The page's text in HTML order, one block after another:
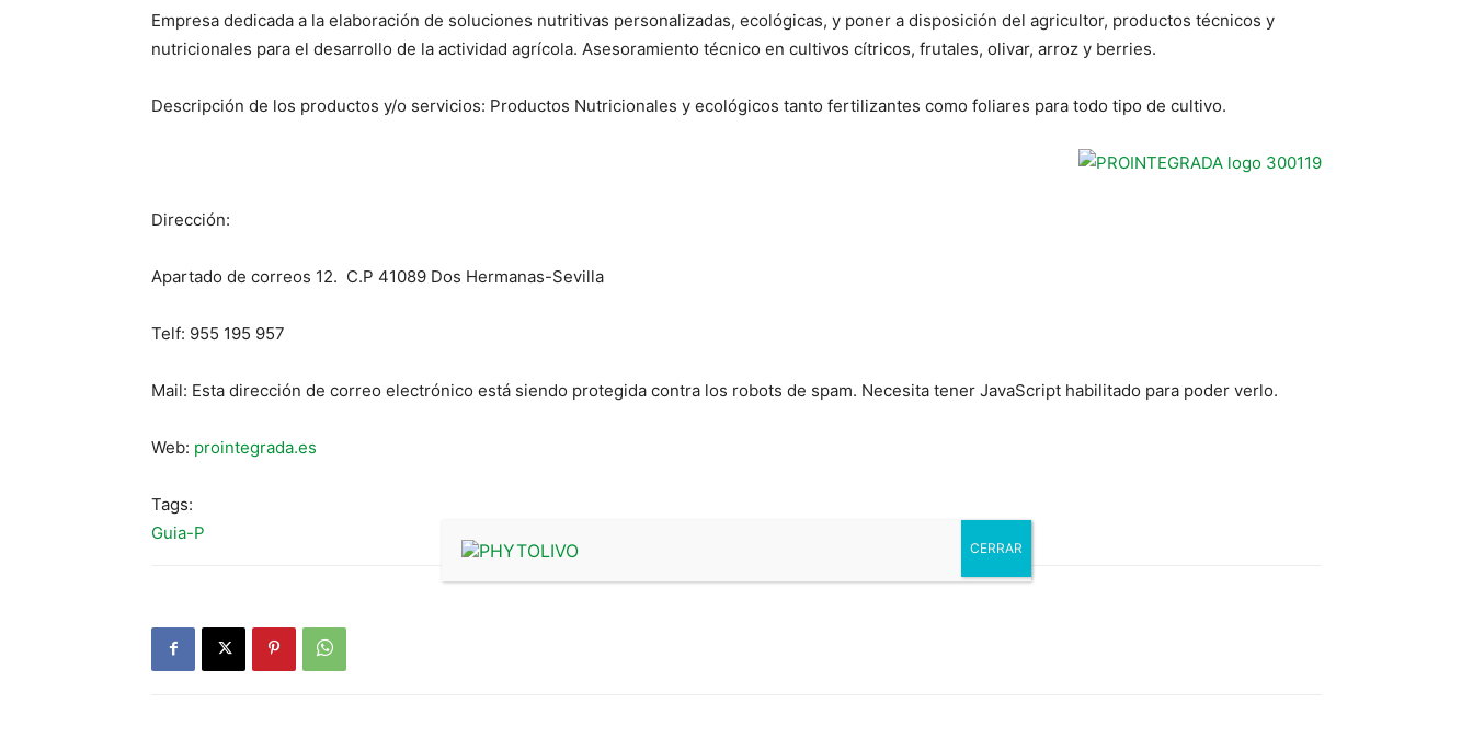
Empresa dedicada a la elaboración de soluciones nutritivas personalizadas, ecológicas, y poner a disposición del agricultor, productos técnicos y
nutricionales para el desarrollo de la actividad agrícola. Asesoramiento técnico en cultivos cítricos, frutales, olivar, arroz y berries.
Descripción de los productos y/o servicios: Productos Nutricionales y ecológicos tanto fertilizantes como foliares para todo tipo de cultivo.
Dirección:
Apartado de correos 12. C.P 41089 Dos Hermanas-Sevilla
Telf: 955 195 957
Mail: Esta dirección de correo electrónico está siendo protegida contra los robots de spam. Necesita tener JavaScript habilitado para poder verlo.
Web: prointegrada.es
Tags:
Guia-P